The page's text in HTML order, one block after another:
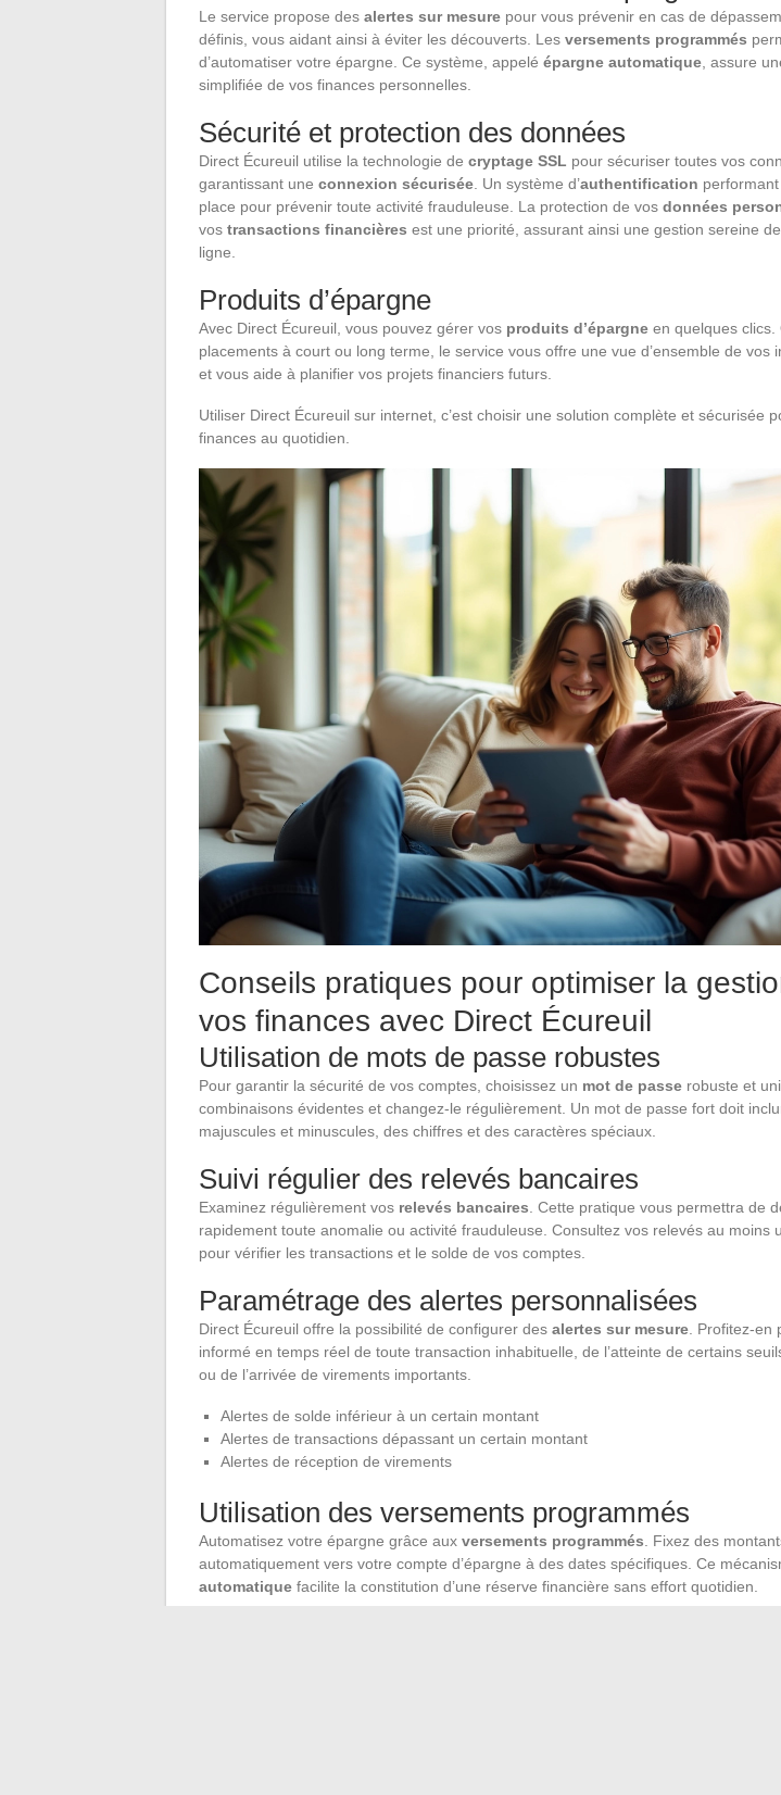
Le service propose des alertes sur mesure pour vous prévenir en cas de
définis, vous aidant ainsi à éviter les découverts. Les versements programmés
d’automatiser votre épargne. Ce système, appelé épargne automatique , assure
simplifiée de vos finances personnelles.
Sécurité et protection des données
Direct Écureuil utilise la technologie de cryptage SSL pour sécuriser toutes vos
garantissant une connexion sécurisée . Un système d’authentification
place pour prévenir toute activité frauduleuse. La protection de vos données
vos transactions financières est une priorité, assurant ainsi une gestion sereine
ligne.
Produits d’épargne
Avec Direct Écureuil, vous pouvez gérer vos produits d’épargne en quelques clics.
placements à court ou long terme, le service vous offre une vue d’ensemble de vos
et vous aide à planifier vos projets financiers futurs.
Utiliser Direct Écureuil sur internet, c’est choisir une solution complète et sécurisée
finances au quotidien.
Conseils pratiques pour optimiser la
vos finances avec Direct Écureuil
Utilisation de mots de passe robustes
Pour garantir la sécurité de vos comptes, choisissez un mot de passe robuste et
combinaisons évidentes et changez-le régulièrement. Un mot de passe fort doit
majuscules et minuscules, des chiffres et des caractères spéciaux.
Suivi régulier des relevés bancaires
Examinez régulièrement vos relevés bancaires . Cette pratique vous permettra de
rapidement toute anomalie ou activité frauduleuse. Consultez vos relevés au moins
pour vérifier les transactions et le solde de vos comptes.
Paramétrage des alertes personnalisées
Direct Écureuil offre la possibilité de configurer des alertes sur mesure . Profitez-en
informé en temps réel de toute transaction inhabituelle, de l’atteinte de certains
ou de l’arrivée de virements importants.
Alertes de solde inférieur à un certain montant
Alertes de transactions dépassant un certain montant
Alertes de réception de virements
Utilisation des versements programmés
Automatisez votre épargne grâce aux versements programmés . Fixez des
automatiquement vers votre compte d’épargne à des dates spécifiques. Ce
automatique facilite la constitution d’une réserve financière sans effort quotidien.